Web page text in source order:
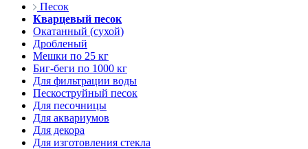
Песок
Кварцевый песок
Окатанный (сухой)
Дробленый
Мешки по 25 кг
Биг-беги по 1000 кг
Для фильтрации воды
Пескоструйный песок
Для песочницы
Для аквариумов
Для декора
Для изготовления стекла